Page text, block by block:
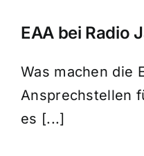
EAA bei Radio
Was machen die
Ansprechstellen
es [...]